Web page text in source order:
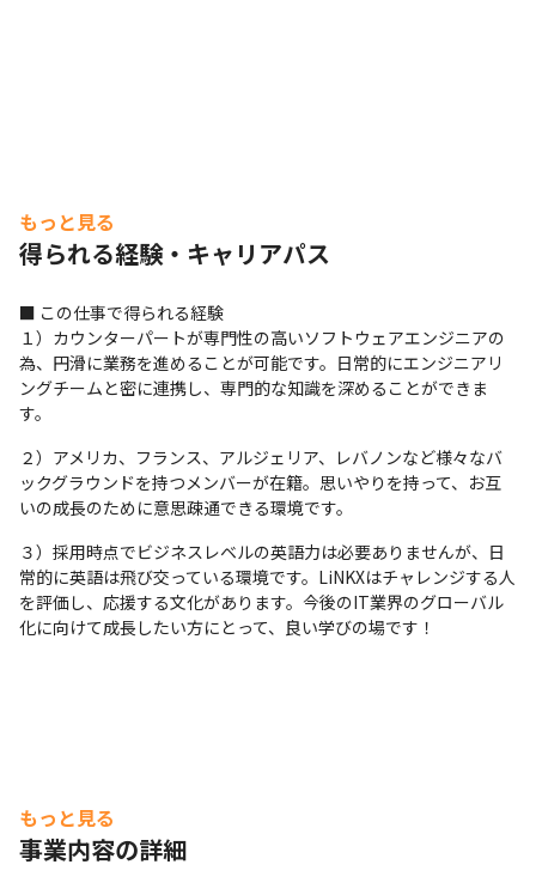
もっと見る
得られる経験・キャリアパス
■ この仕事で得られる経験
１）カウンターパートが専門性の高いソフトウェアエンジニアの
為、円滑に業務を進めることが可能です。日常的にエンジニアリ
ングチームと密に連携し、専門的な知識を深めることができま
す。
２）アメリカ、フランス、アルジェリア、レバノンなど様々なバ
ックグラウンドを持つメンバーが在籍。思いやりを持って、お互
いの成長のために意思疎通できる環境です。
３）採用時点でビジネスレベルの英語力は必要ありませんが、日
常的に英語は飛び交っている環境です。LiNKXはチャレンジする人
を評価し、応援する文化があります。今後のIT業界のグローバル
化に向けて成長したい方にとって、良い学びの場です！
もっと見る
事業内容の詳細